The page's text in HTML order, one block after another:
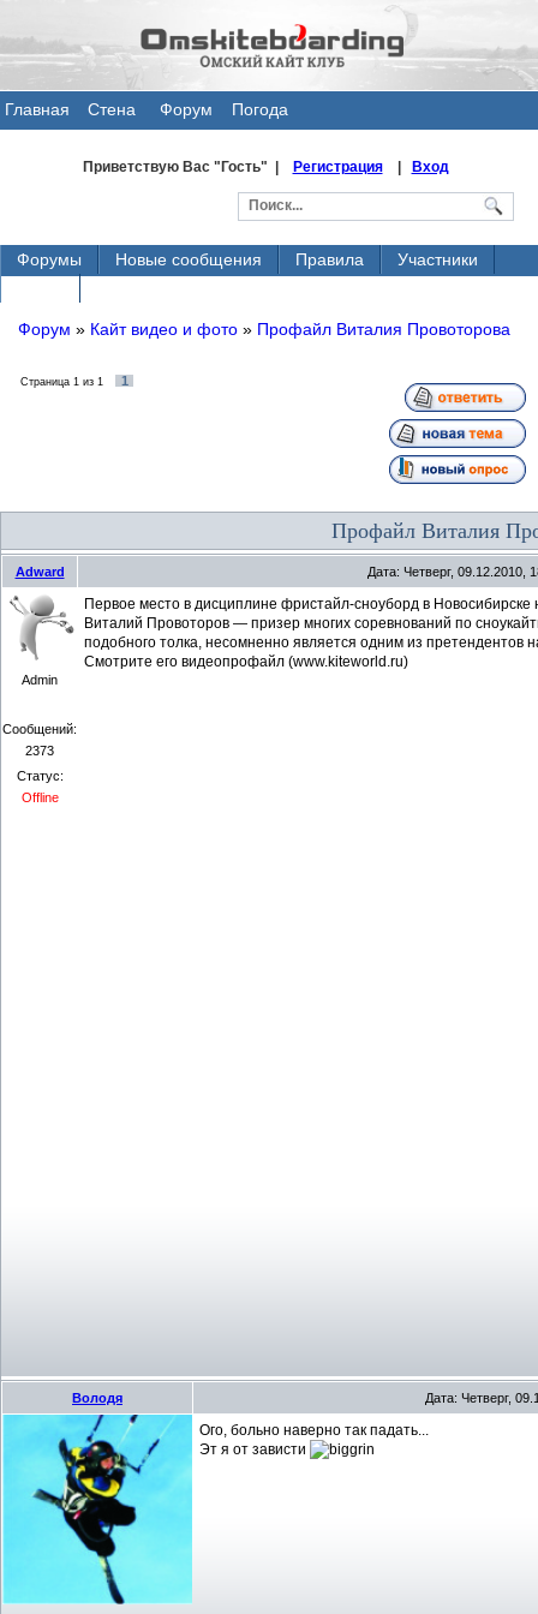
Главная
Стена
Форум Погода
Приветствую Вас"Гость" | Регистрация| Вход
Форумы Новые сообщения Правила
Участники
Форум » Кайт видео и фото » Профайл Виталия Провоторова
Страница 1 из 1 1
Профайл Виталия
Adward Дата: Четверг,
Admin
Сообщений:
2373
Статус:
Offline
Первое место в дисциплине фристайл-сноуборд в Новосибирске
Виталий Провоторов — призер многих соревнований по
подобного толка, несомненно является одним из претендентов
Смотрите его видеопрофайл (www.kiteworld.ru)
Володя Дата: Четверг,
Ого, больно наверно так падать...
Эт я от зависти